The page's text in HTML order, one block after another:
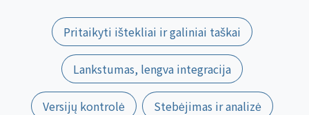
Pritaikyti ištekliai ir galiniai taškai
Lankstumas, lengva integracija
Versijų kontrolė Stebėjimas ir analizė